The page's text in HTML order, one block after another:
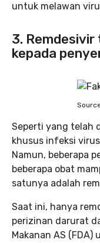
untuk melawan
3.
kepada
Seperti yang telah
khusus infeksi
Namun, beberapa
beberapa obat
satunya adalah
Saat ini, hanya
perizinan darurat
Makanan AS